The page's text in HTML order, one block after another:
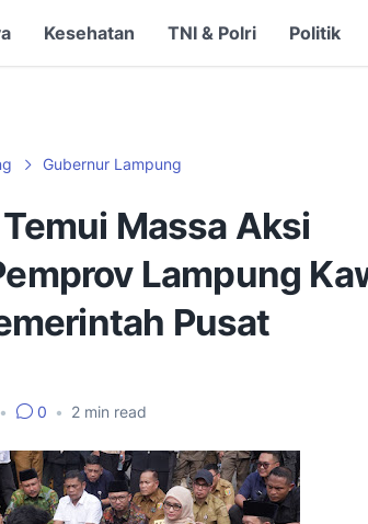
Kesehatan TNI & Polri Politik
Gubernur Lampung
Massa Aksi
Lampung
Pusat
• 0 • 2 min read